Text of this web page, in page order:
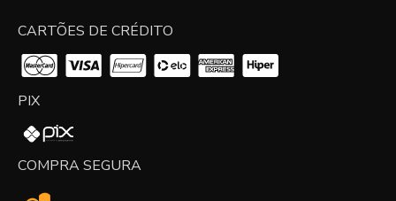
CARTÕES DE CRÉDITO
PIX
COMPRA SEGURA